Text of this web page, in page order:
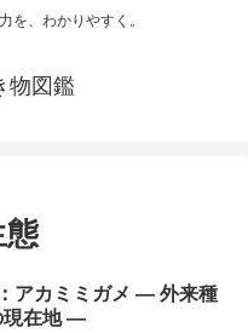
を、わかりやすく。
物図鑑
アカミミガメ ― 外来種
現在地 ―